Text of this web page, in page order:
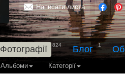
Написати листа
Фотографії 824 Блог 1
Альбоми Категорії